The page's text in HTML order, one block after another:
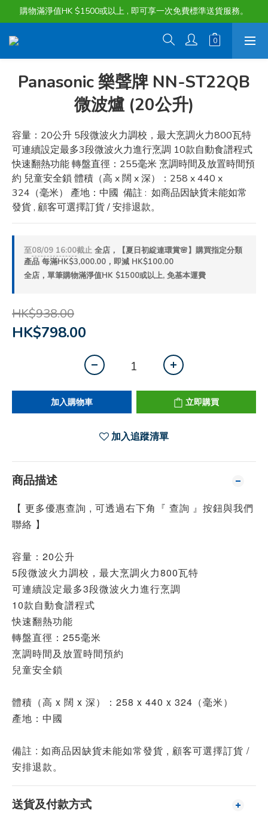
購物滿淨值HK $1500或以上 , 即可享一次免費標準送貨服務。
購物滿淨值HK $1500或以上 , 即可享一次免費標準送貨服務。
貨品最長可享 60 天免費暫存服務
購物滿淨值HK $1500或以上 , 即可享一次免費標準送貨服務。
Panasonic 樂聲牌 NN-ST22QB
微波爐 (20公升)
容量：20公升 5段微波火力調校，最大烹調火力800瓦特
可連續設定最多3段微波火力進行烹調 10款自動食譜程式
快速翻熱功能 轉盤直徑：255毫米 烹調時間及放置時間預
約 兒童安全鎖 體積（高 x 闊 x 深）：258 x 440 x
324（毫米） 產地：中國  備註 :  如商品因缺貨未能如常
發貨 , 顧客可選擇訂貨 / 安排退款。
至08/09 16:00截止 全店，【夏日初綻連環賞🌸】購買指定分類
產品 每滿HK$3,000.00，即減 HK$100.00
全店，單筆購物滿淨值HK $1500或以上, 免基本運費
HK$938.00
HK$798.00
加入購物車 立即購買
加入追蹤清單
商品描述
【 更多優惠查詢 , 可透過右下角『 查詢 』按鈕與我們
聯絡 】
容量：20公升
5段微波火力調校，最大烹調火力800瓦特
可連續設定最多3段微波火力進行烹調
10款自動食譜程式
快速翻熱功能
轉盤直徑：255毫米
烹調時間及放置時間預約
兒童安全鎖
體積（高 x 闊 x 深）：258 x 440 x 324（毫米）
產地：中國
備註 : 如商品因缺貨未能如常發貨 , 顧客可選擇訂貨 /
安排退款。
送貨及付款方式